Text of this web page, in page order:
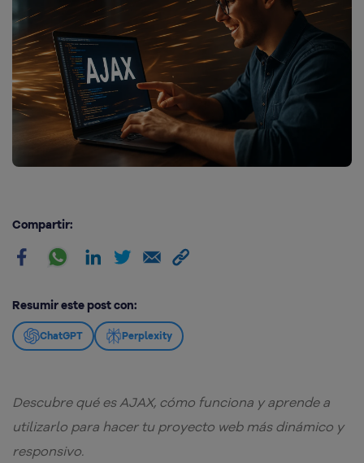
Compartir:
Resumir este post con:
ChatGPT Perplexity
Descubre qué es AJAX, cómo funciona y aprende a
utilizarlo para hacer tu proyecto web más dinámico y
responsivo.